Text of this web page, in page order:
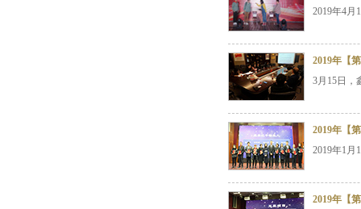
2019年4
2019年【
3月15日
2019年【
2019年1
2019年【